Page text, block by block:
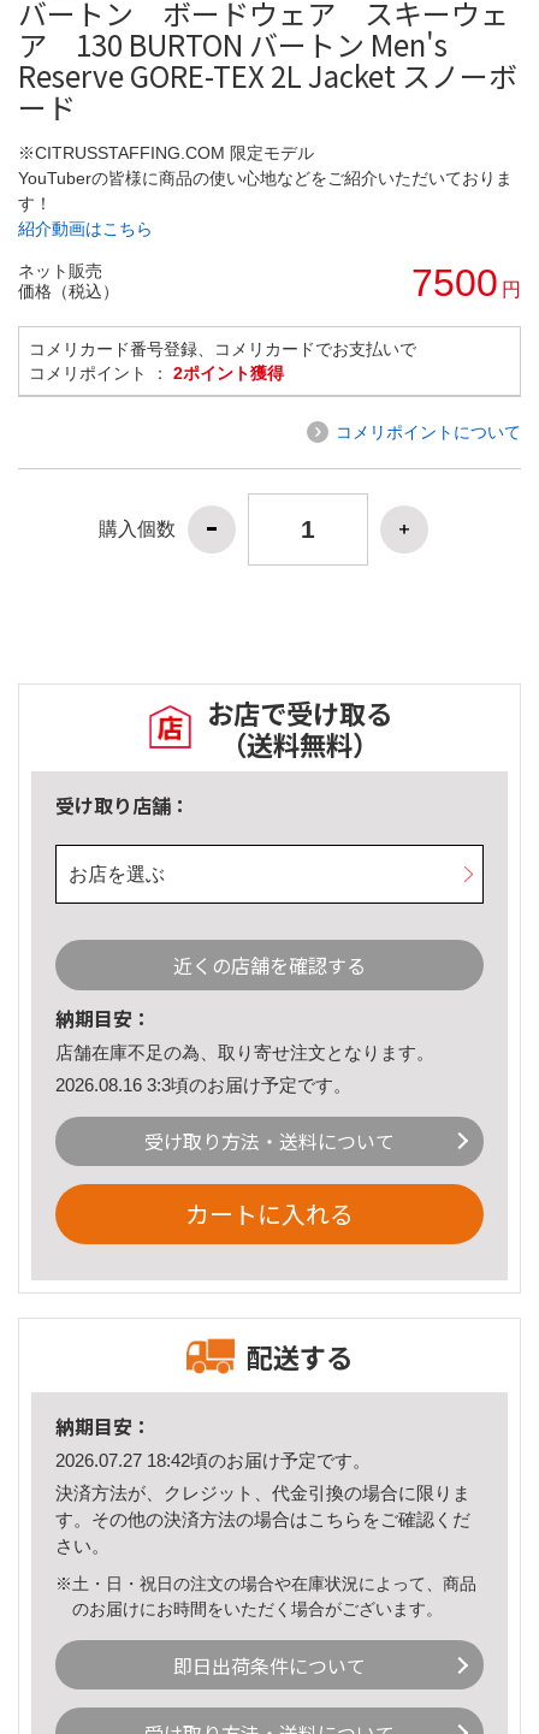
バートン ボードウェア スキーウェ
ア 130 BURTON バートン Men's
Reserve GORE-TEX 2L Jacket スノーボ
ード
※CITRUSSTAFFING.COM 限定モデル
YouTuberの皆様に商品の使い心地などをご紹介いただいておりま
す！
紹介動画はこちら
ネット販売
価格（税込）
7500 円
コメリカード番号登録、コメリカードでお支払いで
コメリポイント ： 2ポイント獲得
コメリポイントについて
購入個数
お店で受け取る
（送料無料）
受け取り店舗：
お店を選ぶ
近くの店舗を確認する
納期目安：
店舗在庫不足の為、取り寄せ注文となります。
2026.08.16 3:3頃のお届け予定です。
受け取り方法・送料について
カートに入れる
配送する
納期目安：
2026.07.27 18:42頃のお届け予定です。
決済方法が、クレジット、代金引換の場合に限りま
す。その他の決済方法の場合はこちら をご確認くだ
さい。
※土・日・祝日の注文の場合や在庫状況によって、商品
のお届けにお時間をいただく場合がございます。
即日出荷条件について